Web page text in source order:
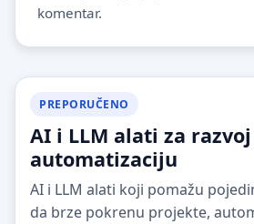
komentar.
PREPORUČENO
AI i LLM alati za
automatizaciju
AI i LLM alati koji pomažu
da brze pokrenu projekte,